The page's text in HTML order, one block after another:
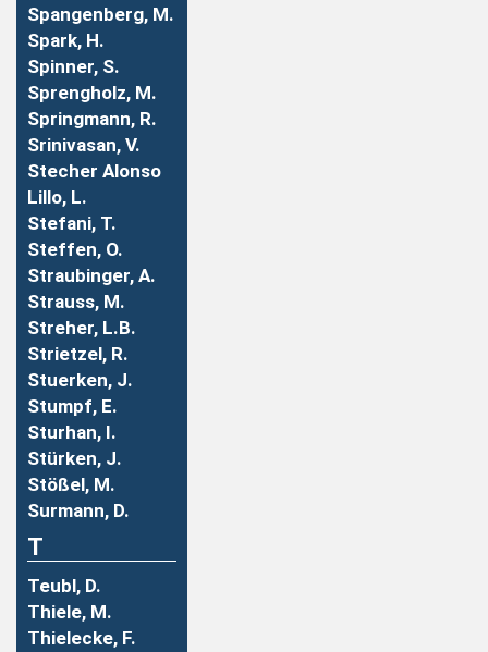
Spangenberg, M.
Spark, H.
Spinner, S.
Sprengholz, M.
Springmann, R.
Srinivasan, V.
Stecher Alonso
Lillo, L.
Stefani, T.
Steffen, O.
Straubinger, A.
Strauss, M.
Streher, L.B.
Strietzel, R.
Stuerken, J.
Stumpf, E.
Sturhan, I.
Stürken, J.
Stößel, M.
Surmann, D.
T
Teubl, D.
Thiele, M.
Thielecke, F.